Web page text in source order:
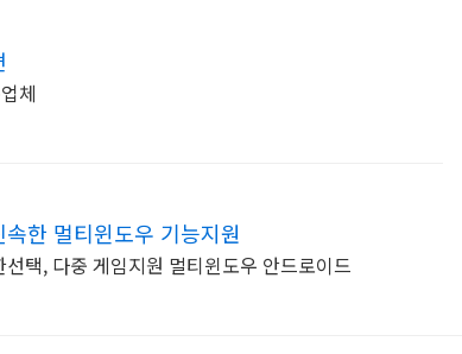
체
한 멀티윈도우 기능지원
택, 다중 게임지원 멀티윈도우 안드로이드